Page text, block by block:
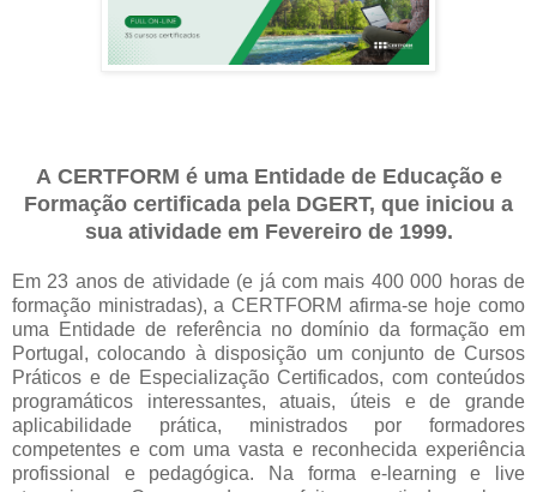
A CERTFORM é uma Entidade de Educação e
Formação certificada pela DGERT, que iniciou a
sua atividade em Fevereiro de 1999.
Em 23 anos de atividade (e já com mais 400 000 horas de
formação ministradas), a CERTFORM afirma-se hoje como
uma Entidade de referência no domínio da formação em
Portugal, colocando à disposição um conjunto de Cursos
Práticos e de Especialização Certificados, com conteúdos
programáticos interessantes, atuais, úteis e de grande
aplicabilidade prática, ministrados por formadores
competentes e com uma vasta e reconhecida experiência
profissional e pedagógica. Na forma e-learning e live